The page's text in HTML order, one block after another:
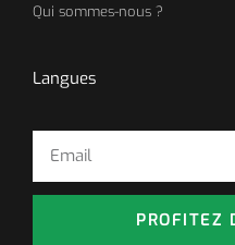
Qui sommes-nous ?
Langues
PROFITEZ